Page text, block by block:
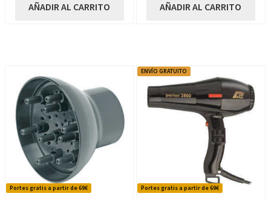
AÑADIR AL CARRITO AÑADIR AL CARRITO
Portes gratis a partir de 69€ Portes gratis a partir de 69€
ENVÍO GRATUITO